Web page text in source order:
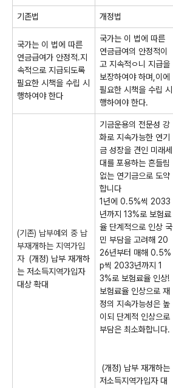
기존법 개정법
국가는 이 법에 따른
연금급여가 안정적.지
속적으로 지급되도록
필요한 시책을 수립 시
행하여야 한다
국가는 이 법에 따른
연금급여의 안정적이
고 지속적ㅇ니 지급을
보장하여야 하며,이에
필요한 시책을 수립 시
행하여야 한다.
(기존) 납부예외 중 납
부재개하는 지역가입
자 (개정) 납부 재개하
는 저소득지역가입자
대상 확대
기금운용의 전문성 강
화로 지속가능한 연기
금 성장을 견인 미래세
대를 포용하는 흔들림
없는 연기금으로 도약
합니다
1년에 0.5%씩 2033
년까지 13%로 보험료
율 단계적으로 인상 국
민 부담을 고려해 20
26년부터 매해 0.5%
p씩 2033년까지 1
3%로 보험료율 인상!
보험료율 인상으로 재
정의 지속가능성은 높
이되 단계적 인상으로
부담은 최소화합니다.
(개정) 납부 재개하는
저소득지역가입자 대